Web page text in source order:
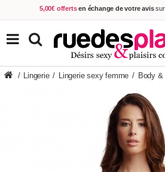
5,00€ offerts en échange de votre avissur
Achetez aujourd'hui. Décidez
Livraison en 48h
au prix de 2,90 € ! (Offerte
TOUS NOS
/ Lingerie / Lingerie sexy femme / Body